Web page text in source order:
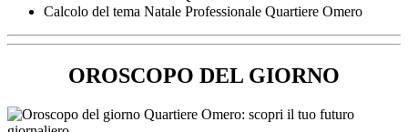
Calcolo del tema Natale Professionale Quartiere Omero
OROSCOPO DEL GIORNO